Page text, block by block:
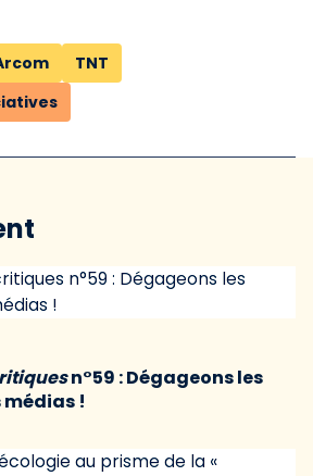
TNT
n°59 : Dégageons les
!